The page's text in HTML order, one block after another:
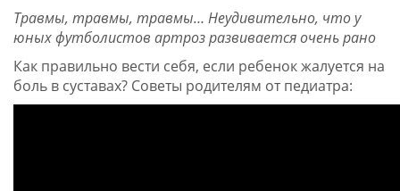
Травмы, травмы, травмы… Неудивительно, что у
юных футболистов артроз развивается очень рано
Как правильно вести себя, если ребенок жалуется на
боль в суставах? Советы родителям от педиатра: